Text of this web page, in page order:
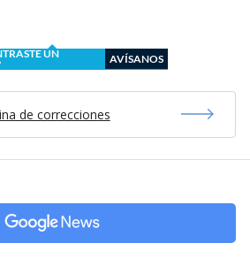
UN
AVÍSANOS
de correcciones